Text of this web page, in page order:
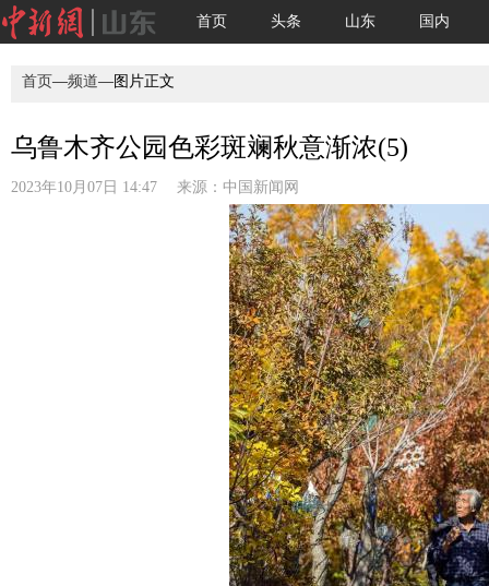
首页 头条 山东 国内
首页—频道—图片正文
乌鲁木齐公园色彩斑斓秋意渐浓(5)
2023年10月07日 14:47 来源： 中国新闻网